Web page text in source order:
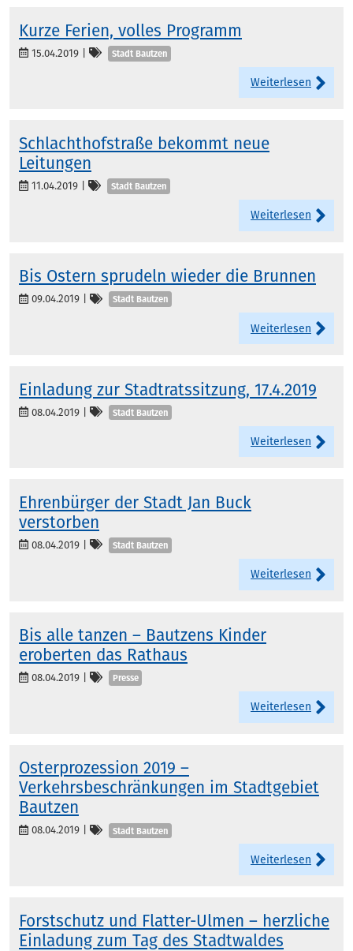
Kurze Ferien, volles Programm
15.04.2019 Kategorien
Stadt Bautzen
Weiterlesen
Schlachthofstraße bekommt neue
Leitungen
11.04.2019 Kategorien
Stadt Bautzen
Weiterlesen
Bis Ostern sprudeln wieder die Brunnen
09.04.2019 Kategorien
Stadt Bautzen
Weiterlesen
Einladung zur Stadtratssitzung, 17.4.2019
08.04.2019 Kategorien
Stadt Bautzen
Weiterlesen
Ehrenbürger der Stadt Jan Buck
verstorben
08.04.2019 Kategorien
Stadt Bautzen
Weiterlesen
Bis alle tanzen – Bautzens Kinder
eroberten das Rathaus
08.04.2019 Kategorien
Presse
Weiterlesen
Osterprozession 2019 –
Verkehrsbeschränkungen im Stadtgebiet
Bautzen
08.04.2019 Kategorien
Stadt Bautzen
Weiterlesen
Forstschutz und Flatter-Ulmen – herzliche
Einladung zum Tag des Stadtwaldes